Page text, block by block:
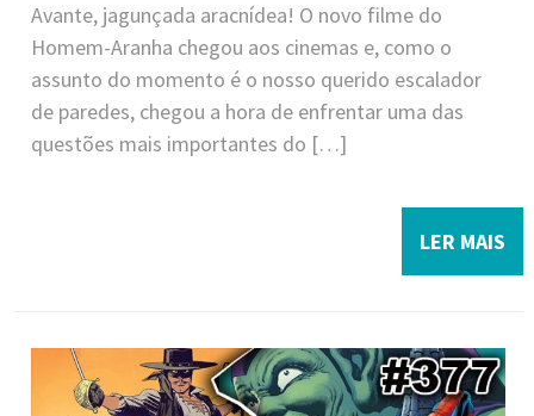
Avante, jagunçada aracnídea! O novo filme do
Homem-Aranha chegou aos cinemas e, como o
assunto do momento é o nosso querido escalador
de paredes, chegou a hora de enfrentar uma das
questões mais importantes do […]
LER MAIS